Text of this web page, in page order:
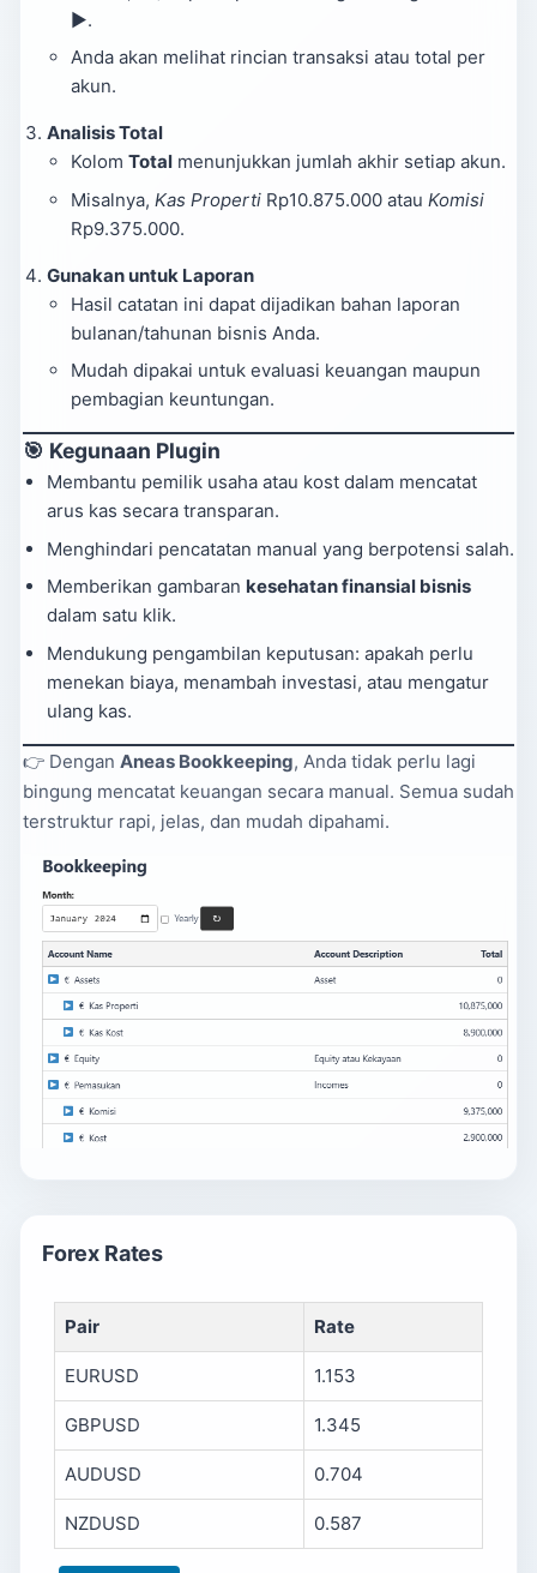
▶.
Anda akan melihat rincian transaksi atau total per
akun.
Analisis Total
Kolom Total menunjukkan jumlah akhir setiap akun.
Misalnya, Kas Properti Rp10.875.000 atau Komisi
Rp9.375.000.
Gunakan untuk Laporan
Hasil catatan ini dapat dijadikan bahan laporan
bulanan/tahunan bisnis Anda.
Mudah dipakai untuk evaluasi keuangan maupun
pembagian keuntungan.
🎯 Kegunaan Plugin
Membantu pemilik usaha atau kost dalam mencatat
arus kas secara transparan.
Menghindari pencatatan manual yang berpotensi salah.
Memberikan gambaran kesehatan finansial bisnis
dalam satu klik.
Mendukung pengambilan keputusan: apakah perlu
menekan biaya, menambah investasi, atau mengatur
ulang kas.
👉 Dengan Aneas Bookkeeping, Anda tidak perlu lagi
bingung mencatat keuangan secara manual. Semua sudah
terstruktur rapi, jelas, dan mudah dipahami.
Forex Rates
Pair Rate
EURUSD 1.153
GBPUSD 1.345
AUDUSD 0.704
NZDUSD 0.587